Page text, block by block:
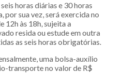
horas diárias e 30 horas
por sua vez, será exercida no
12h às 18h, sujeita a
resida ou estude em outra
as seis horas obrigatórias.
uma bolsa-auxílio
transporte no valor de R$